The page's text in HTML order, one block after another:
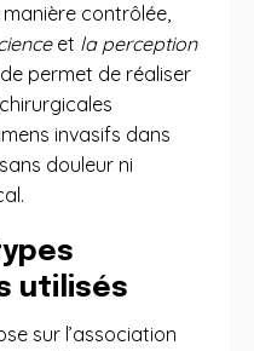
contrôlée,
et la perception
permet de réaliser
invasifs dans
douleur ni
utilisés
sur l’association